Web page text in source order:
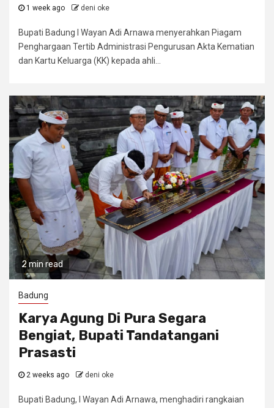
1 week ago deni oke
Bupati Badung I Wayan Adi Arnawa menyerahkan Piagam
Penghargaan Tertib Administrasi Pengurusan Akta Kematian
dan Kartu Keluarga (KK) kepada ahli...
2 min read
Badung
Karya Agung Di Pura Segara
Bengiat, Bupati Tandatangani
Prasasti
2 weeks ago deni oke
Bupati Badung, I Wayan Adi Arnawa, menghadiri rangkaian